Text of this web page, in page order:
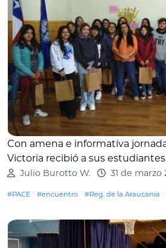
Con amena e informativa
Victoria recibió a sus estudiantes
Julio Burotto W. 31 de marzo
#PACE #encuentro #Reg. de la Araucanía